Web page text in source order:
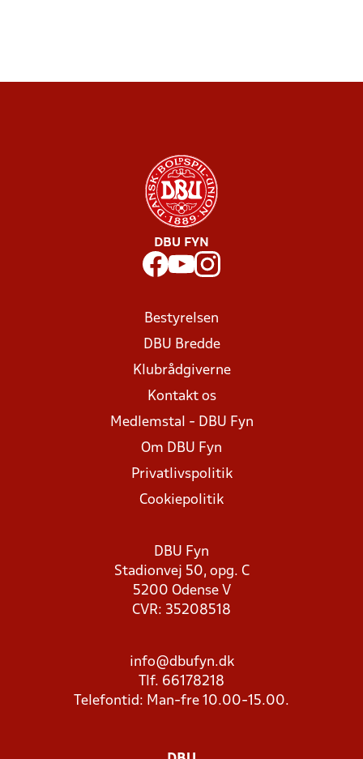
DBU FYN
Bestyrelsen
DBU Bredde
Klubrådgiverne
Kontakt os
Medlemstal - DBU Fyn
Om DBU Fyn
Privatlivspolitik
Cookiepolitik
DBU Fyn
Stadionvej 50, opg. C
5200 Odense V
CVR: 35208518
info@dbufyn.dk
Tlf. 66178218
Telefontid: Man-fre 10.00-15.00.